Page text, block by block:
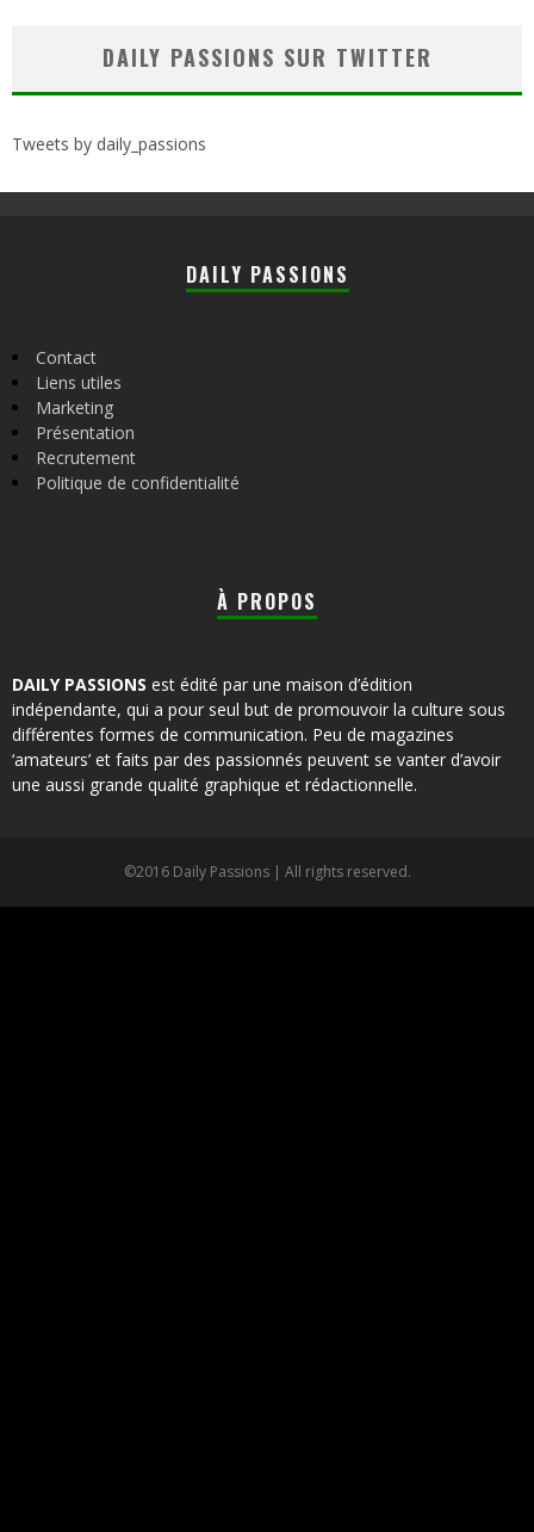
DAILY PASSIONS SUR TWITTER
Tweets by daily_passions
DAILY PASSIONS
Contact
Liens utiles
Marketing
Présentation
Recrutement
Politique de confidentialité
À PROPOS
DAILY PASSIONS est édité par une maison d’édition
indépendante, qui a pour seul but de promouvoir la culture sous
différentes formes de communication. Peu de magazines
‘amateurs’ et faits par des passionnés peuvent se vanter d’avoir
une aussi grande qualité graphique et rédactionnelle.
©2016 Daily Passions | All rights reserved.